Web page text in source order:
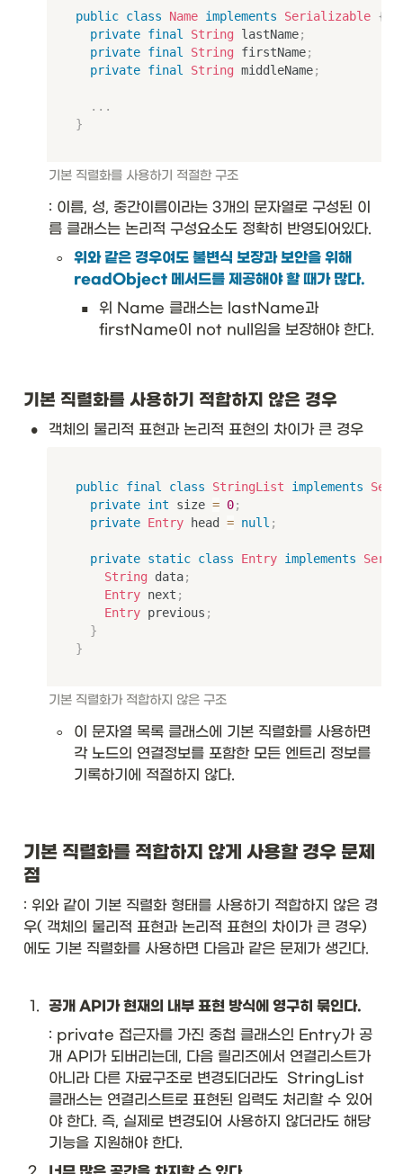
public class Name implements Serializable {
private final String lastName;
private final String firstName;
private final String middleName;
. . .
}
기본 직렬화를 사용하기 적절한 구조
: 이름, 성, 중간이름이라는 3개의 문자열로 구성된 이
름 클래스는 논리적 구성요소도 정확히 반영되어있다.
◦
위와 같은 경우여도 불변식 보장과 보안을 위해
readObject 메서드를 제공해야 할 때가 많다.
▪
위 Name 클래스는 lastName과
firstName이 not null임을 보장해야 한다.
기본 직렬화를 사용하기 적합하지 않은 경우
• 객체의 물리적 표현과 논리적 표현의 차이가 큰 경우
public final class StringList implements
private int size = 0;
private Entry head = null ;
private static class Entry implements
String data;
Entry next ;
Entry previous ;
}
}
기본 직렬화가 적합하지 않은 구조
◦
이 문자열 목록 클래스에 기본 직렬화를 사용하면
각 노드의 연결정보를 포함한 모든 엔트리 정보를
기록하기에 적절하지 않다.
기본 직렬화를 적합하지 않게 사용할 경우 문제
점
: 위와 같이 기본 직렬화 형태를 사용하기 적합하지 않은 경
우( 객체의 물리적 표현과 논리적 표현의 차이가 큰 경우)
에도 기본 직렬화를 사용하면 다음과 같은 문제가 생긴다.
1 . 공개 API가 현재의 내부 표현 방식에 영구히 묶인다.
: private 접근자를 가진 중첩 클래스인 Entry가 공
개 API가 되버리는데, 다음 릴리즈에서 연결리스트가
아니라 다른 자료구조로 변경되더라도  StringList
클래스는 연결리스트로 표현된 입력도 처리할 수 있어
야 한다. 즉, 실제로 변경되어 사용하지 않더라도 해당
기능을 지원해야 한다.